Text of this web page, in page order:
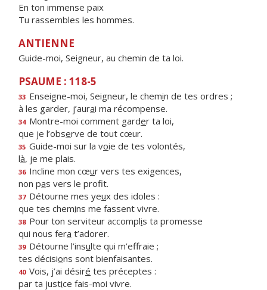
En ton immense paix
Tu rassembles les hommes.
ANTIENNE
Guide-moi, Seigneur, au chemin de ta loi.
PSAUME : 118-5
33 Enseigne-moi, Seigneur, le chemin de tes ordres ;
à les garder, j’aurai ma récompense.
34 Montre-moi comment garder ta loi,
que je l’observe de tout cœur.
35 Guide-moi sur la voie de tes volontés,
là, je me plais.
36 Incline mon cœur vers tes exigences,
non pas vers le profit.
37 Détourne mes yeux des idoles :
que tes chemins me fassent vivre.
38 Pour ton serviteur accomplis ta promesse
qui nous fera t’adorer.
39 Détourne l’insulte qui m’effraie ;
tes décisions sont bienfaisantes.
40 Vois, j’ai désiré tes préceptes :
par ta justice fais-moi vivre.